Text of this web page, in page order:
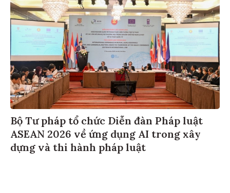
Bộ Tư pháp tổ chức Diễn đàn Pháp luật
ASEAN 2026 về ứng dụng AI trong xây
dựng và thi hành pháp luật